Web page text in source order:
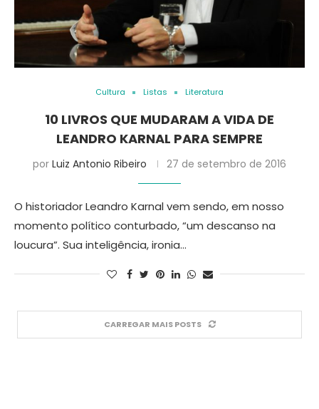
Cultura Listas Literatura
10 LIVROS QUE MUDARAM A VIDA DE
LEANDRO KARNAL PARA SEMPRE
por Luiz Antonio Ribeiro 27 de setembro de 2016
O historiador Leandro Karnal vem sendo, em nosso
momento político conturbado, “um descanso na
loucura”. Sua inteligência, ironia…
CARREGAR MAIS POSTS